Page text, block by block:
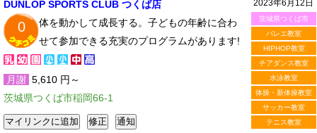
2023年6月12日
茨城県つくば市
バレエ教室
HIPHOP教室
チアダンス教室
水泳教室
体操・新体操教室
サッカー教室
テニス教室
DUNLOP SPORTS CLUB つくば店
0
体を動かして成長する。子どもの年齢に合わ
せて参加できる充実のプログラムがあります!
月謝 5,610 円～
茨城県つくば市稲岡66-1